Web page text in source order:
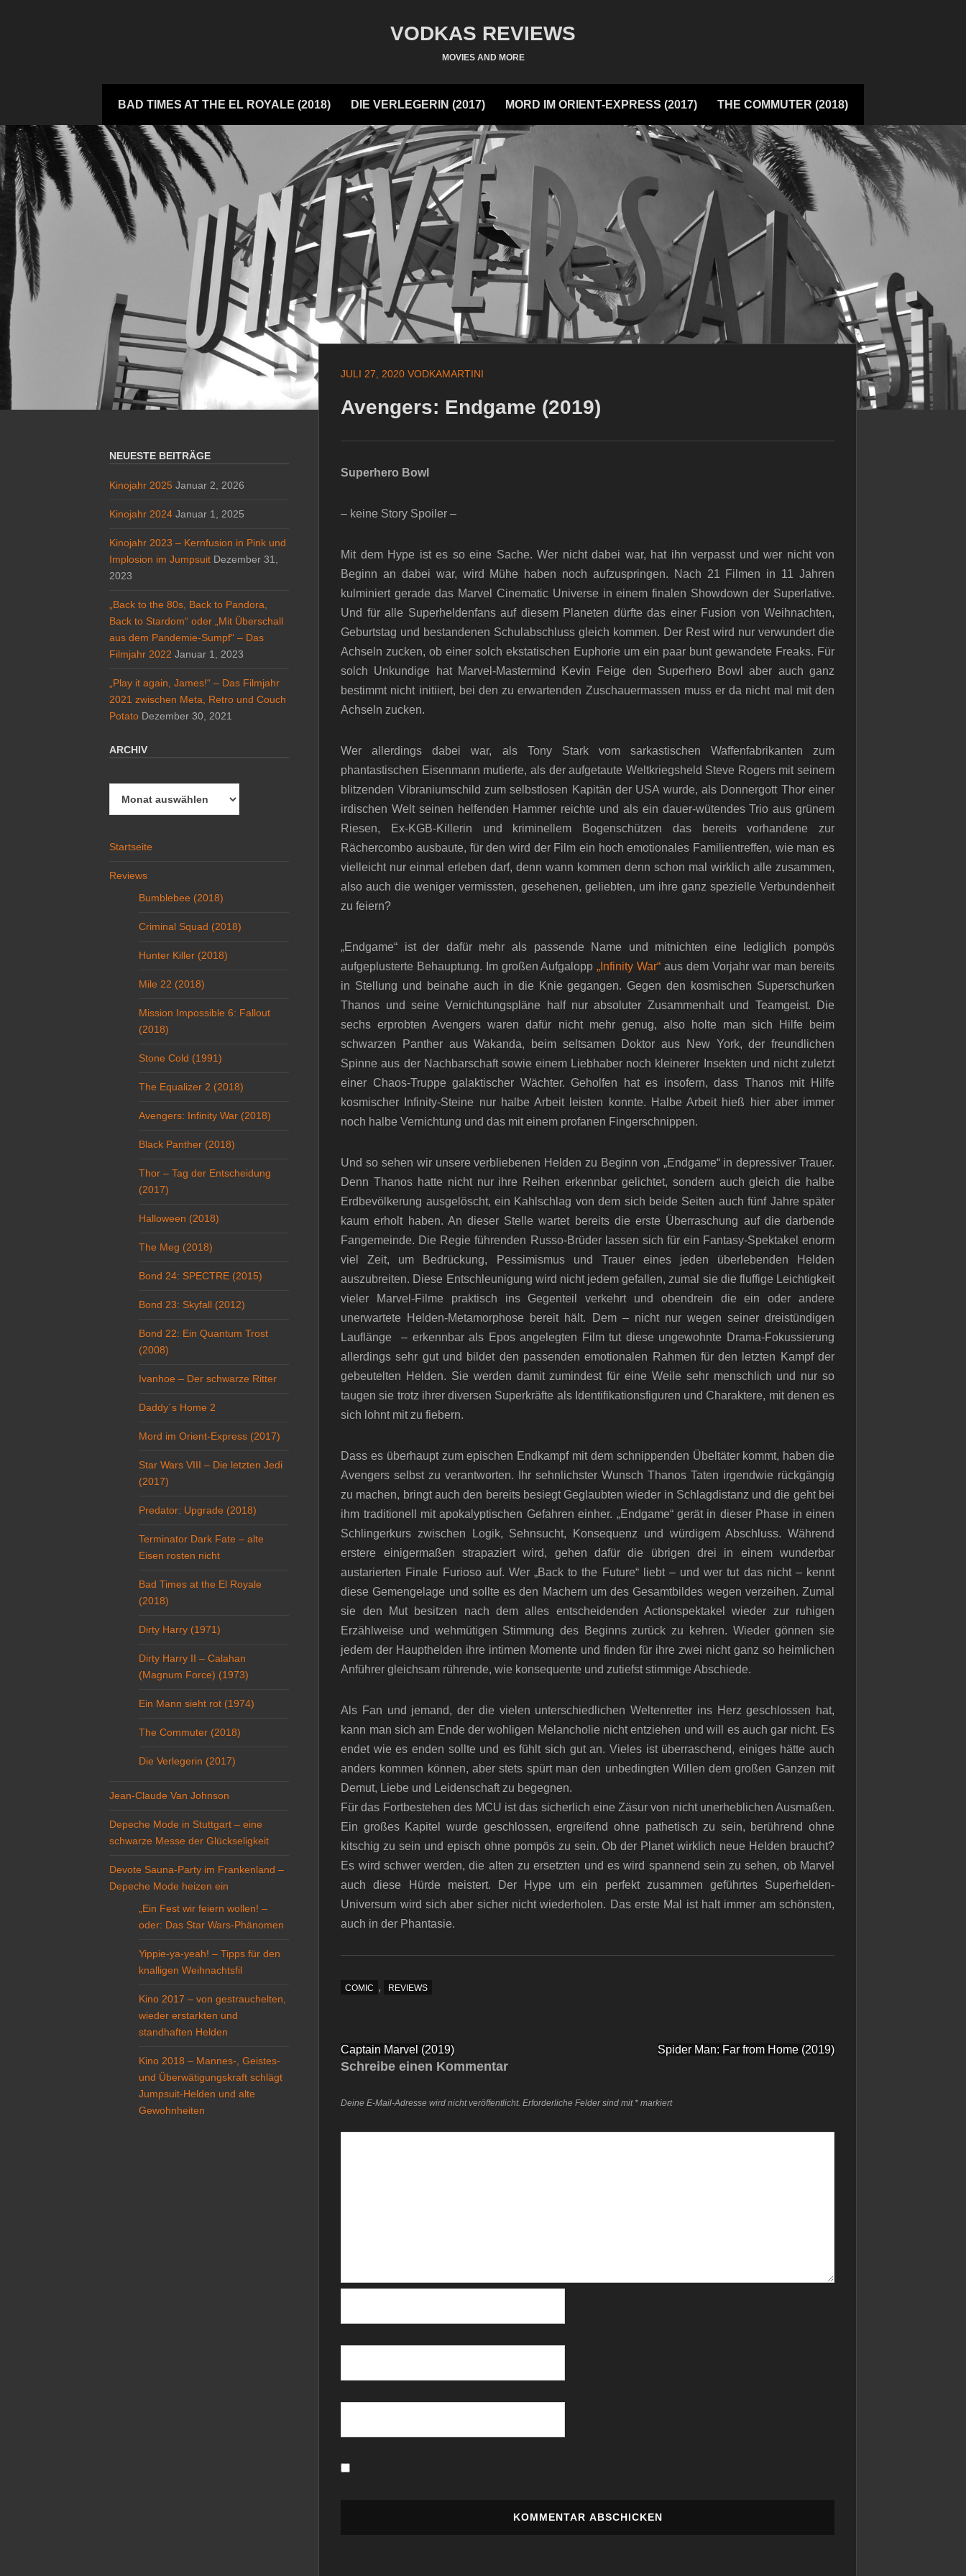
VODKAS REVIEWS
MOVIES AND MORE
Inhalt
springen
BAD TIMES AT THE EL ROYALE (2018) DIE VERLEGERIN (2017) MORD IM ORIENT-EXPRESS (2017) THE COMMUTER (2018)
JULI 27, 2020 VODKAMARTINI
Avengers: Endgame (2019)
Superhero Bowl
– keine Story Spoiler –
Mit dem Hype ist es so eine Sache. Wer nicht dabei war, hat ihn verpasst und wer nicht von
Beginn an dabei war, wird Mühe haben noch aufzuspringen. Nach 21 Filmen in 11 Jahren
kulminiert gerade das Marvel Cinematic Universe in einem finalen Showdown der Superlative.
Und für alle Superheldenfans auf diesem Planeten dürfte das einer Fusion von Weihnachten,
Geburtstag und bestandenen Schulabschluss gleich kommen. Der Rest wird nur verwundert die
Achseln zucken, ob einer solch ekstatischen Euphorie um ein paar bunt gewandete Freaks. Für
solch Unkundige hat Marvel-Mastermind Kevin Feige den Superhero Bowl aber auch ganz
bestimmt nicht initiiert, bei den zu erwartenden Zuschauermassen muss er da nicht mal mit den
Achseln zucken.
Wer allerdings dabei war, als Tony Stark vom sarkastischen Waffenfabrikanten zum
phantastischen Eisenmann mutierte, als der aufgetaute Weltkriegsheld Steve Rogers mit seinem
blitzenden Vibraniumschild zum selbstlosen Kapitän der USA wurde, als Donnergott Thor einer
irdischen Welt seinen helfenden Hammer reichte und als ein dauer-wütendes Trio aus grünem
Riesen, Ex-KGB-Killerin und kriminellem Bogenschützen das bereits vorhandene zur
Rächercombo ausbaute, für den wird der Film ein hoch emotionales Familientreffen, wie man es
vielleicht nur einmal erleben darf, denn wann kommen denn schon mal wirklich alle zusammen,
also auch die weniger vermissten, gesehenen, geliebten, um ihre ganz spezielle Verbundenheit
zu feiern?
„Endgame“ ist der dafür mehr als passende Name und mitnichten eine lediglich pompös
aufgeplusterte Behauptung. Im großen Aufgalopp„Infinity War“ aus dem Vorjahr war man bereits
in Stellung und beinahe auch in die Knie gegangen. Gegen den kosmischen Superschurken
Thanos und seine Vernichtungspläne half nur absoluter Zusammenhalt und Teamgeist. Die
sechs erprobten Avengers waren dafür nicht mehr genug, also holte man sich Hilfe beim
schwarzen Panther aus Wakanda, beim seltsamen Doktor aus New York, der freundlichen
Spinne aus der Nachbarschaft sowie einem Liebhaber noch kleinerer Insekten und nicht zuletzt
einer Chaos-Truppe galaktischer Wächter. Geholfen hat es insofern, dass Thanos mit Hilfe
kosmischer Infinity-Steine nur halbe Arbeit leisten konnte. Halbe Arbeit hieß hier aber immer
noch halbe Vernichtung und das mit einem profanen Fingerschnippen.
Und so sehen wir unsere verbliebenen Helden zu Beginn von „Endgame“ in depressiver Trauer.
Denn Thanos hatte nicht nur ihre Reihen erkennbar gelichtet, sondern auch gleich die halbe
Erdbevölkerung ausgelöscht, ein Kahlschlag von dem sich beide Seiten auch fünf Jahre später
kaum erholt haben. An dieser Stelle wartet bereits die erste Überraschung auf die darbende
Fangemeinde. Die Regie führenden Russo-Brüder lassen sich für ein Fantasy-Spektakel enorm
viel Zeit, um Bedrückung, Pessimismus und Trauer eines jeden überlebenden Helden
auszubreiten. Diese Entschleunigung wird nicht jedem gefallen, zumal sie die fluffige Leichtigkeit
vieler Marvel-Filme praktisch ins Gegenteil verkehrt und obendrein die ein oder andere
unerwartete Helden-Metamorphose bereit hält. Dem – nicht nur wegen seiner dreistündigen
Lauflänge – erkennbar als Epos angelegten Film tut diese ungewohnte Drama-Fokussierung
allerdings sehr gut und bildet den passenden emotionalen Rahmen für den letzten Kampf der
gebeutelten Helden. Sie werden damit zumindest für eine Weile sehr menschlich und nur so
taugen sie trotz ihrer diversen Superkräfte als Identifikationsfiguren und Charaktere, mit denen es
sich lohnt mit zu fiebern.
Dass es überhaupt zum epischen Endkampf mit dem schnippenden Übeltäter kommt, haben die
Avengers selbst zu verantworten. Ihr sehnlichster Wunsch Thanos Taten irgendwie rückgängig
zu machen, bringt auch den bereits besiegt Geglaubten wieder in Schlagdistanz und die geht bei
ihm traditionell mit apokalyptischen Gefahren einher. „Endgame“ gerät in dieser Phase in einen
Schlingerkurs zwischen Logik, Sehnsucht, Konsequenz und würdigem Abschluss. Während
erstere einigermaßen strapaziert wird, gehen dafür die übrigen drei in einem wunderbar
austarierten Finale Furioso auf. Wer „Back to the Future“ liebt – und wer tut das nicht – kennt
diese Gemengelage und sollte es den Machern um des Gesamtbildes wegen verzeihen. Zumal
sie den Mut besitzen nach dem alles entscheidenden Actionspektakel wieder zur ruhigen
Erzählweise und wehmütigen Stimmung des Beginns zurück zu kehren. Wieder gönnen sie
jedem der Haupthelden ihre intimen Momente und finden für ihre zwei nicht ganz so heimlichen
Anführer gleichsam rührende, wie konsequente und zutiefst stimmige Abschiede.
Als Fan und jemand, der die vielen unterschiedlichen Weltenretter ins Herz geschlossen hat,
kann man sich am Ende der wohligen Melancholie nicht entziehen und will es auch gar nicht. Es
endet wie es enden sollte und es fühlt sich gut an. Vieles ist überraschend, einiges hätte auch
anders kommen können, aber stets spürt man den unbedingten Willen dem großen Ganzen mit
Demut, Liebe und Leidenschaft zu begegnen.
Für das Fortbestehen des MCU ist das sicherlich eine Zäsur von nicht unerheblichen Ausmaßen.
Ein großes Kapitel wurde geschlossen, ergreifend ohne pathetisch zu sein, berührend ohne
kitschig zu sein und episch ohne pompös zu sein. Ob der Planet wirklich neue Helden braucht?
Es wird schwer werden, die alten zu ersetzten und es wird spannend sein zu sehen, ob Marvel
auch diese Hürde meistert. Der Hype um ein perfekt zusammen geführtes Superhelden-
Universum wird sich aber sicher nicht wiederholen. Das erste Mal ist halt immer am schönsten,
auch in der Phantasie.
COMIC , REVIEWS
Beitragsnavigation
Captain Marvel (2019) Spider Man: Far from Home (2019)
Schreibe einen Kommentar
Deine E-Mail-Adresse wird nicht veröffentlicht. Erforderliche Felder sind mit * markiert
NEUESTE BEITRÄGE
Kinojahr 2025 Januar 2, 2026
Kinojahr 2024 Januar 1, 2025
Kinojahr 2023 – Kernfusion in Pink und
Implosion im Jumpsuit Dezember 31,
2023
„Back to the 80s, Back to Pandora,
Back to Stardom“ oder „Mit Überschall
aus dem Pandemie-Sumpf“ – Das
Filmjahr 2022 Januar 1, 2023
„Play it again, James!“ – Das Filmjahr
2021 zwischen Meta, Retro und Couch
Potato Dezember 30, 2021
ARCHIV
Startseite
Reviews
Bumblebee (2018)
Criminal Squad (2018)
Hunter Killer (2018)
Mile 22 (2018)
Mission Impossible 6: Fallout
(2018)
Stone Cold (1991)
The Equalizer 2 (2018)
Avengers: Infinity War (2018)
Black Panther (2018)
Thor – Tag der Entscheidung
(2017)
Halloween (2018)
The Meg (2018)
Bond 24: SPECTRE (2015)
Bond 23: Skyfall (2012)
Bond 22: Ein Quantum Trost
(2008)
Ivanhoe – Der schwarze Ritter
Daddy´s Home 2
Mord im Orient-Express (2017)
Star Wars VIII – Die letzten Jedi
(2017)
Predator: Upgrade (2018)
Terminator Dark Fate – alte
Eisen rosten nicht
Bad Times at the El Royale
(2018)
Dirty Harry (1971)
Dirty Harry II – Calahan
(Magnum Force) (1973)
Ein Mann sieht rot (1974)
The Commuter (2018)
Die Verlegerin (2017)
Jean-Claude Van Johnson
Depeche Mode in Stuttgart – eine
schwarze Messe der Glückseligkeit
Devote Sauna-Party im Frankenland –
Depeche Mode heizen ein
„Ein Fest wir feiern wollen! –
oder: Das Star Wars-Phänomen
Yippie-ya-yeah! – Tipps für den
knalligen Weihnachtsfil
Kino 2017 – von gestrauchelten,
wieder erstarkten und
standhaften Helden
Kino 2018 – Mannes-, Geistes-
und Überwätigungskraft schlägt
Jumpsuit-Helden und alte
Gewohnheiten